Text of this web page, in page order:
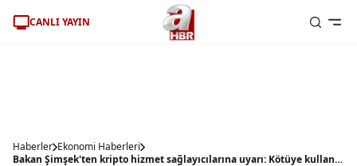
CANLI YAYIN
Haberler Ekonomi Haberleri
Bakan Şimşek'ten kripto hizmet sağlayıcılarına uyarı: Kötüye kullanıma göz açtırmayacağız